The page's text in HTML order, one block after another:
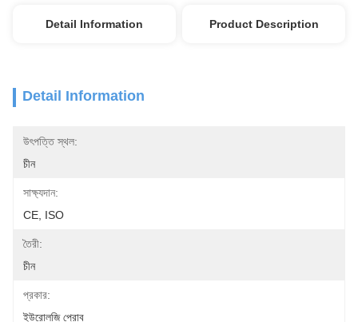
Detail Information Product Description
Detail Information
উৎপত্তি স্থল:
চীন
সাক্ষ্যদান:
CE, ISO
তৈরী:
চীন
প্রকার:
ইউরোলজি প্রোব